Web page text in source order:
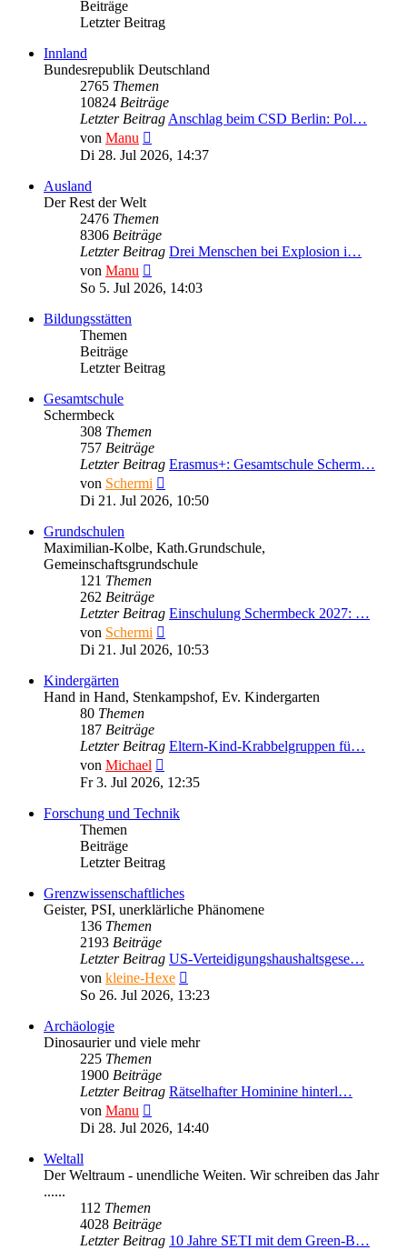
Beiträge
Letzter Beitrag
Innland
Bundesrepublik Deutschland
2765 Themen
10824 Beiträge
Letzter Beitrag Anschlag beim CSD Berlin: Pol…
von Manu
Beitrag
Di 28. Jul 2026, 14:37
Ausland
Der Rest der Welt
2476 Themen
8306 Beiträge
Letzter Beitrag Drei Menschen bei Explosion i…
von Manu
Beitrag
So 5. Jul 2026, 14:03
Bildungsstätten
Themen
Beiträge
Letzter Beitrag
Gesamtschule
Schermbeck
308 Themen
757 Beiträge
Letzter Beitrag Erasmus+: Gesamtschule Scherm…
von Schermi
Beitrag
Di 21. Jul 2026, 10:50
Grundschulen
Maximilian-Kolbe, Kath.Grundschule,
Gemeinschaftsgrundschule
121 Themen
262 Beiträge
Letzter Beitrag Einschulung Schermbeck 2027: …
von Schermi
Beitrag
Di 21. Jul 2026, 10:53
Kindergärten
Hand in Hand, Stenkampshof, Ev. Kindergarten
80 Themen
187 Beiträge
Letzter Beitrag Eltern-Kind-Krabbelgruppen fü…
von Michael
Beitrag
Fr 3. Jul 2026, 12:35
Forschung und Technik
Themen
Beiträge
Letzter Beitrag
Grenzwissenschaftliches
Geister, PSI, unerklärliche Phänomene
136 Themen
2193 Beiträge
Letzter Beitrag US-Verteidigungshaushaltsgese…
von kleine-Hexe
Beitrag
So 26. Jul 2026, 13:23
Archäologie
Dinosaurier und viele mehr
225 Themen
1900 Beiträge
Letzter Beitrag Rätselhafter Hominine hinterl…
von Manu
Beitrag
Di 28. Jul 2026, 14:40
Weltall
Der Weltraum - unendliche Weiten. Wir schreiben das Jahr
......
112 Themen
4028 Beiträge
Letzter Beitrag 10 Jahre SETI mit dem Green-B…